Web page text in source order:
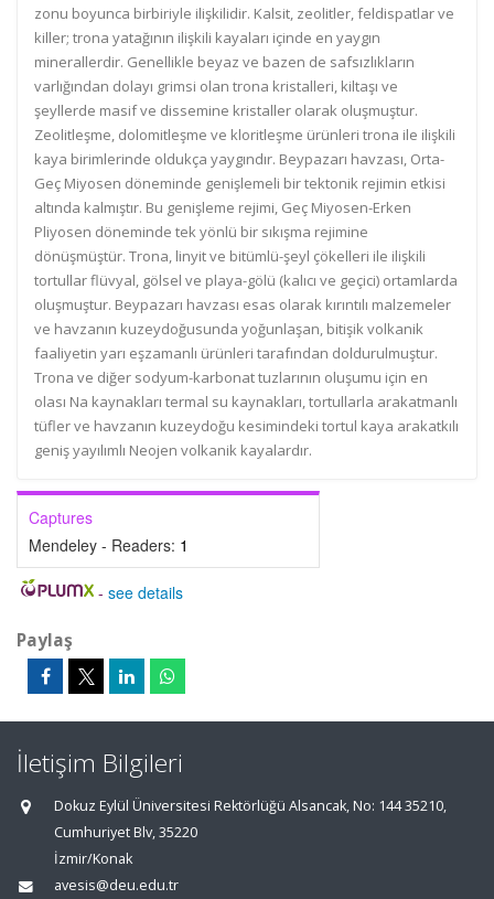
zonu boyunca birbiriyle ilişkilidir. Kalsit, zeolitler, feldispatlar ve
killer; trona yatağının ilişkili kayaları içinde en yaygın
minerallerdir. Genellikle beyaz ve bazen de safsızlıkların
varlığından dolayı grimsi olan trona kristalleri, kiltaşı ve
şeyllerde masif ve dissemine kristaller olarak oluşmuştur.
Zeolitleşme, dolomitleşme ve kloritleşme ürünleri trona ile ilişkili
kaya birimlerinde oldukça yaygındır. Beypazarı havzası, Orta-
Geç Miyosen döneminde genişlemeli bir tektonik rejimin etkisi
altında kalmıştır. Bu genişleme rejimi, Geç Miyosen-Erken
Pliyosen döneminde tek yönlü bir sıkışma rejimine
dönüşmüştür. Trona, linyit ve bitümlü-şeyl çökelleri ile ilişkili
tortullar flüvyal, gölsel ve playa-gölü (kalıcı ve geçici) ortamlarda
oluşmuştur. Beypazarı havzası esas olarak kırıntılı malzemeler
ve havzanın kuzeydoğusunda yoğunlaşan, bitişik volkanik
faaliyetin yarı eşzamanlı ürünleri tarafından doldurulmuştur.
Trona ve diğer sodyum-karbonat tuzlarının oluşumu için en
olası Na kaynakları termal su kaynakları, tortullarla arakatmanlı
tüfler ve havzanın kuzeydoğu kesimindeki tortul kaya arakatkılı
geniş yayılımlı Neojen volkanik kayalardır.
Captures
Mendeley - Readers: 1
- see details
Paylaş
İletişim Bilgileri
Dokuz Eylül Üniversitesi Rektörlüğü Alsancak, No: 144 35210,
Cumhuriyet Blv, 35220
İzmir/Konak
avesis@deu.edu.tr